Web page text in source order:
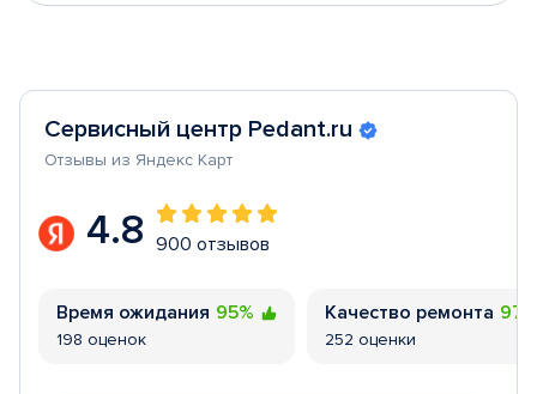
Сервисный центр Pedant.ru
Отзывы из Яндекс Карт
4.8 900 отзывов
Время ожидания 95%
198 оценок
Качество ремонта
252 оценки